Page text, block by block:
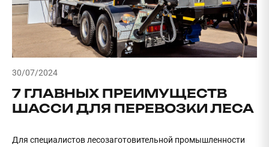
30/07/2024
7 ГЛАВНЫХ ПРЕИМУЩЕСТВ
ШАССИ ДЛЯ ПЕРЕВОЗКИ ЛЕСА
Для специалистов лесозаготовительной промышленности